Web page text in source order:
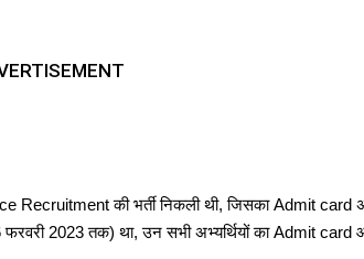
Recruitment की भर्ती निकली थी, जिसका Admit card
2023 तक) था, उन सभी अभ्यर्थियों का Admit